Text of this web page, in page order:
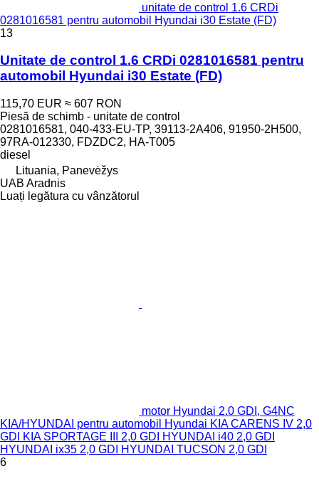
unitate de control 1.6 CRDi
0281016581 pentru automobil Hyundai i30 Estate (FD)
13
Unitate de control 1.6 CRDi 0281016581 pentru
automobil Hyundai i30 Estate (FD)
115,70 EUR ≈ 607 RON
Piesă de schimb - unitate de control
0281016581, 040-433-EU-TP, 39113-2A406, 91950-2H500,
97RA-012330, FDZDC2, HA-T005
diesel
Lituania, Panevėžys
UAB Aradnis
Luați legătura cu vânzătorul
motor Hyundai 2.0 GDI, G4NC
KIA/HYUNDAI pentru automobil Hyundai KIA CARENS IV 2,0
GDI KIA SPORTAGE III 2,0 GDI HYUNDAI i40 2,0 GDI
HYUNDAI ix35 2,0 GDI HYUNDAI TUCSON 2,0 GDI
6